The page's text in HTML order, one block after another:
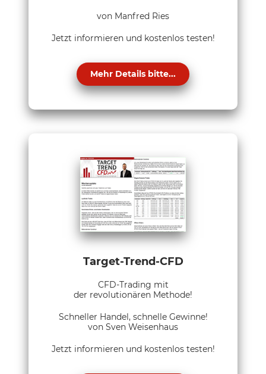
von Manfred Ries
Jetzt informieren und kostenlos testen!
Mehr Details bitte...
Target-Trend-CFD
CFD-Trading mit
der revolutionären Methode!
Schneller Handel, schnelle Gewinne!
von Sven Weisenhaus
Jetzt informieren und kostenlos testen!